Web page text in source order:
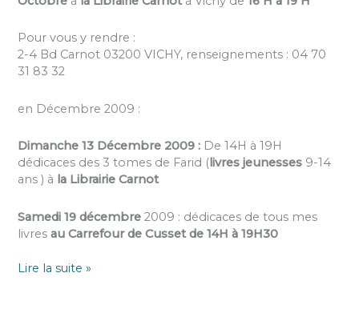
Pour vous y rendre :
2-4 Bd Carnot 03200 VICHY, renseignements : 04 70
31 83 32
en Décembre 2009 :
Dimanche 13 Décembre 2009 : De 14H à 19H
dédicaces des 3 tomes de Farid (livres jeunesses 9-14
ans ) à la Librairie Carnot
Samedi 19 décembre 2009 : dédicaces de tous mes
livresau Carrefour de Cusset de 14H à 19H30
Lire la suite »